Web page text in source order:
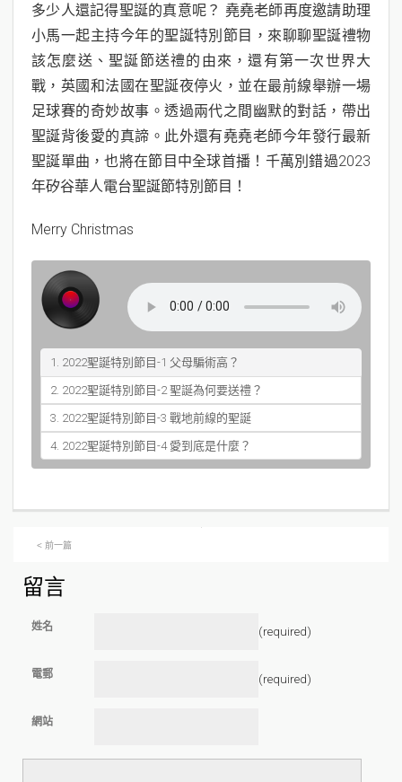
多少人還記得聖誕的真意呢？ 堯堯老師再度邀請助理
小馬一起主持今年的聖誕特別節目，來聊聊聖誕禮物
該怎麼送、聖誕節送禮的由來，還有第一次世界大
戰，英國和法國在聖誕夜停火，並在最前線舉辦一場
足球賽的奇妙故事。透過兩代之間幽默的對話，帶出
聖誕背後愛的真諦。此外還有堯堯老師今年發行最新
聖誕單曲，也將在節目中全球首播！千萬別錯過2023
年矽谷華人電台聖誕節特別節目！
Merry Christmas
1. 2022聖誕特別節目-1 父母騙術高？
2. 2022聖誕特別節目-2 聖誕為何要送禮？
3. 2022聖誕特別節目-3 戰地前線的聖誕
4. 2022聖誕特別節目-4 愛到底是什麼？
< 前一篇
留言
姓名 (required)
電郵 (required)
網站